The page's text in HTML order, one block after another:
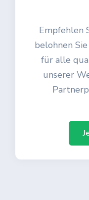
Empfehlen
belohnen
für alle
unserer